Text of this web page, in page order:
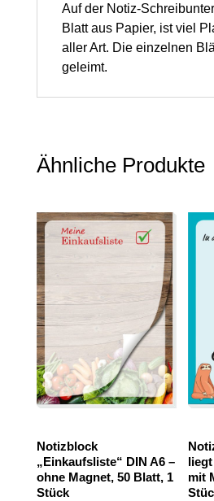
Auf der Notiz-
Blatt aus Papier, ist viel
aller Art. Die einzelnen
geleimt.
Ähnliche Produkte
Notizblock
„Einkaufsliste“ DIN A6 –
ohne Magnet, 50 Blatt, 1
Stück
mit